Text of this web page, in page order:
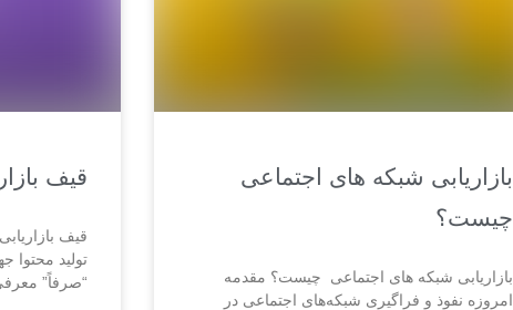
بازاریابی شبکه های اجتماعی
چیست؟
بازاریابی شبکه های اجتماعی چیست؟ مقدمه
امروزه نفوذ و فراگیری شبکه‌های اجتماعی در
قیف
قیف
تولید محتوا
“صرفاً”